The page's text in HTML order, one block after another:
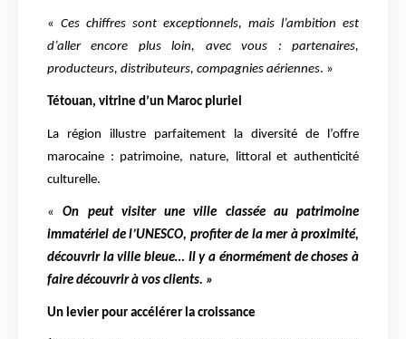
« Ces chiffres sont exceptionnels, mais l’ambition est
d’aller encore plus loin, avec vous : partenaires,
producteurs, distributeurs, compagnies aériennes. »
Tétouan, vitrine d’un Maroc pluriel
La région illustre parfaitement la diversité de l’offre
marocaine : patrimoine, nature, littoral et authenticité
culturelle.
«On peut visiter une ville classée au patrimoine
immatériel de l’UNESCO, profiter de la mer à proximité,
découvrir la ville bleue… Il y a énormément de choses à
faire découvrir à vos clients. »
Un levier pour accélérer la croissance